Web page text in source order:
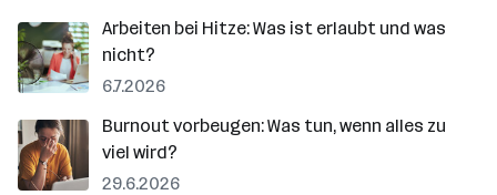
Arbeiten bei Hitze: Was ist erlaubt und was
nicht?
6.7.2026
Burnout vorbeugen: Was tun, wenn alles zu
viel wird?
29.6.2026